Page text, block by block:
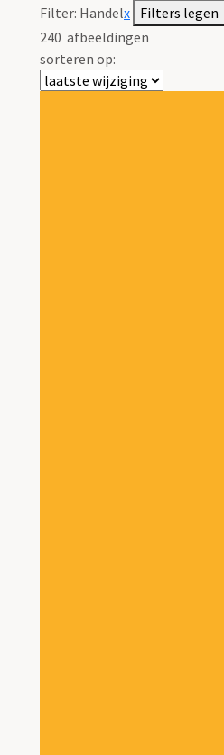
Filter: Handelx Filters legen
240 afbeeldingen
sorteren op: